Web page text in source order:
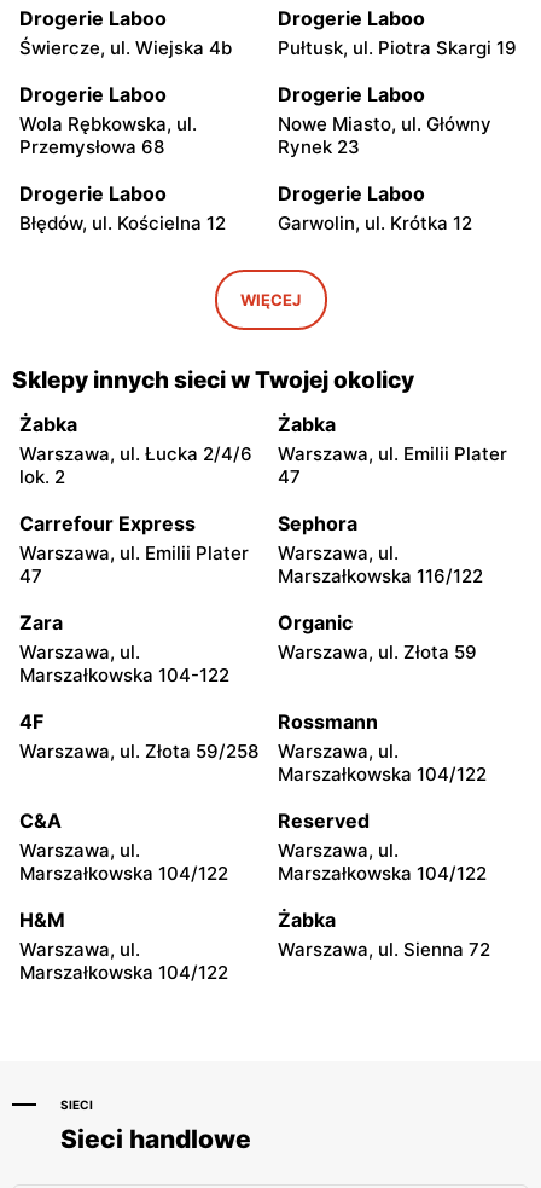
Drogerie Laboo
Świercze, ul. Wiejska 4b
Drogerie Laboo
Pułtusk, ul. Piotra Skargi 19
Drogerie Laboo
Wola Rębkowska, ul.
Przemysłowa 68
Drogerie Laboo
Nowe Miasto, ul. Główny
Rynek 23
Drogerie Laboo
Błędów, ul. Kościelna 12
Drogerie Laboo
Garwolin, ul. Krótka 12
Łochów, ul. Armii Krajowej
Drogerie Laboo
Magnuszew, ul. Saperów 13
Drogerie Laboo
Łaskarzew, ul. Garwolińska
44
Drogerie Laboo
Bulkowo-Kolonia, ul. Płocka
7
Drogerie Laboo Drogerie Laboo
Drogerie Laboo
Bodzanów, ul.
Drogerie Laboo
Stoczek Łukowski, ul. II
Drogerie Laboo
Rawa Mazowiecka, ul.
Drogerie Laboo
Drogerie Laboo Drogerie Laboo
Siedlce, ul. Józefa
Drogerie Laboo
Gąbin, ul. Płocka 4
Drogerie Laboo
Głowno, ul. Bielawska 3
Drogerie Laboo
Koluszki, ul. Targowa 86
Drogerie Laboo
Łuków, ul. Strzelnicza 7
WIĘCEJ
Sklepy innych sieci w Twojej okolicy
Żabka
Warszawa, ul. Łucka 2/4/6
lok. 2
Żabka
Warszawa, ul. Emilii Plater
47
Carrefour Express
Warszawa, ul. Emilii Plater
47
Sephora
Warszawa, ul.
Marszałkowska 116/122
Zara
Warszawa, ul.
Marszałkowska 104-122
Organic
Warszawa, ul. Złota 59
4F
Warszawa, ul. Złota 59/258
Rossmann
Warszawa, ul.
Marszałkowska 104/122
C&A
Warszawa, ul.
Marszałkowska 104/122
Reserved
Warszawa, ul.
Marszałkowska 104/122
H&M
Warszawa, ul.
Marszałkowska 104/122
Żabka
Warszawa, ul. Sienna 72
SIECI
Sieci handlowe